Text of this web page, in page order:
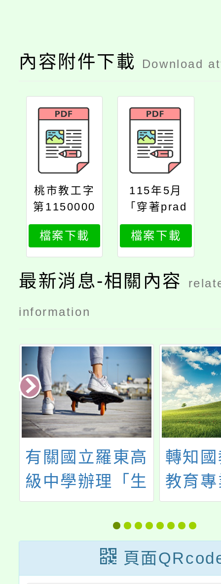
內容附件下載 Download
桃市教工字
第1150000
037號
檔案下載
115年5月
「穿著prad
a的惡魔2」
電影研習活
動
檔案下載
最新消息-相關內容
information
有關國立羅東高
級中學辦理「生
命聊天室」線上
研習課程，歡迎
報名參加。
轉知
教育
心辦
育與
育（
坊」
頁面